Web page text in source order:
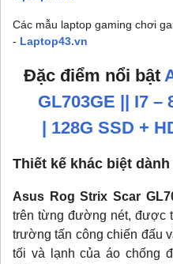
Các mẫu laptop gaming chơi
- Laptop43.vn
Đặc điểm nổi bật
GL703GE || I7 –
| 128G SSD +
Thiết kế khác biệt
Asus Rog Strix Scar
trên từng đường nét, được
trường tấn công chiến đấu
tối và lạnh của áo chống